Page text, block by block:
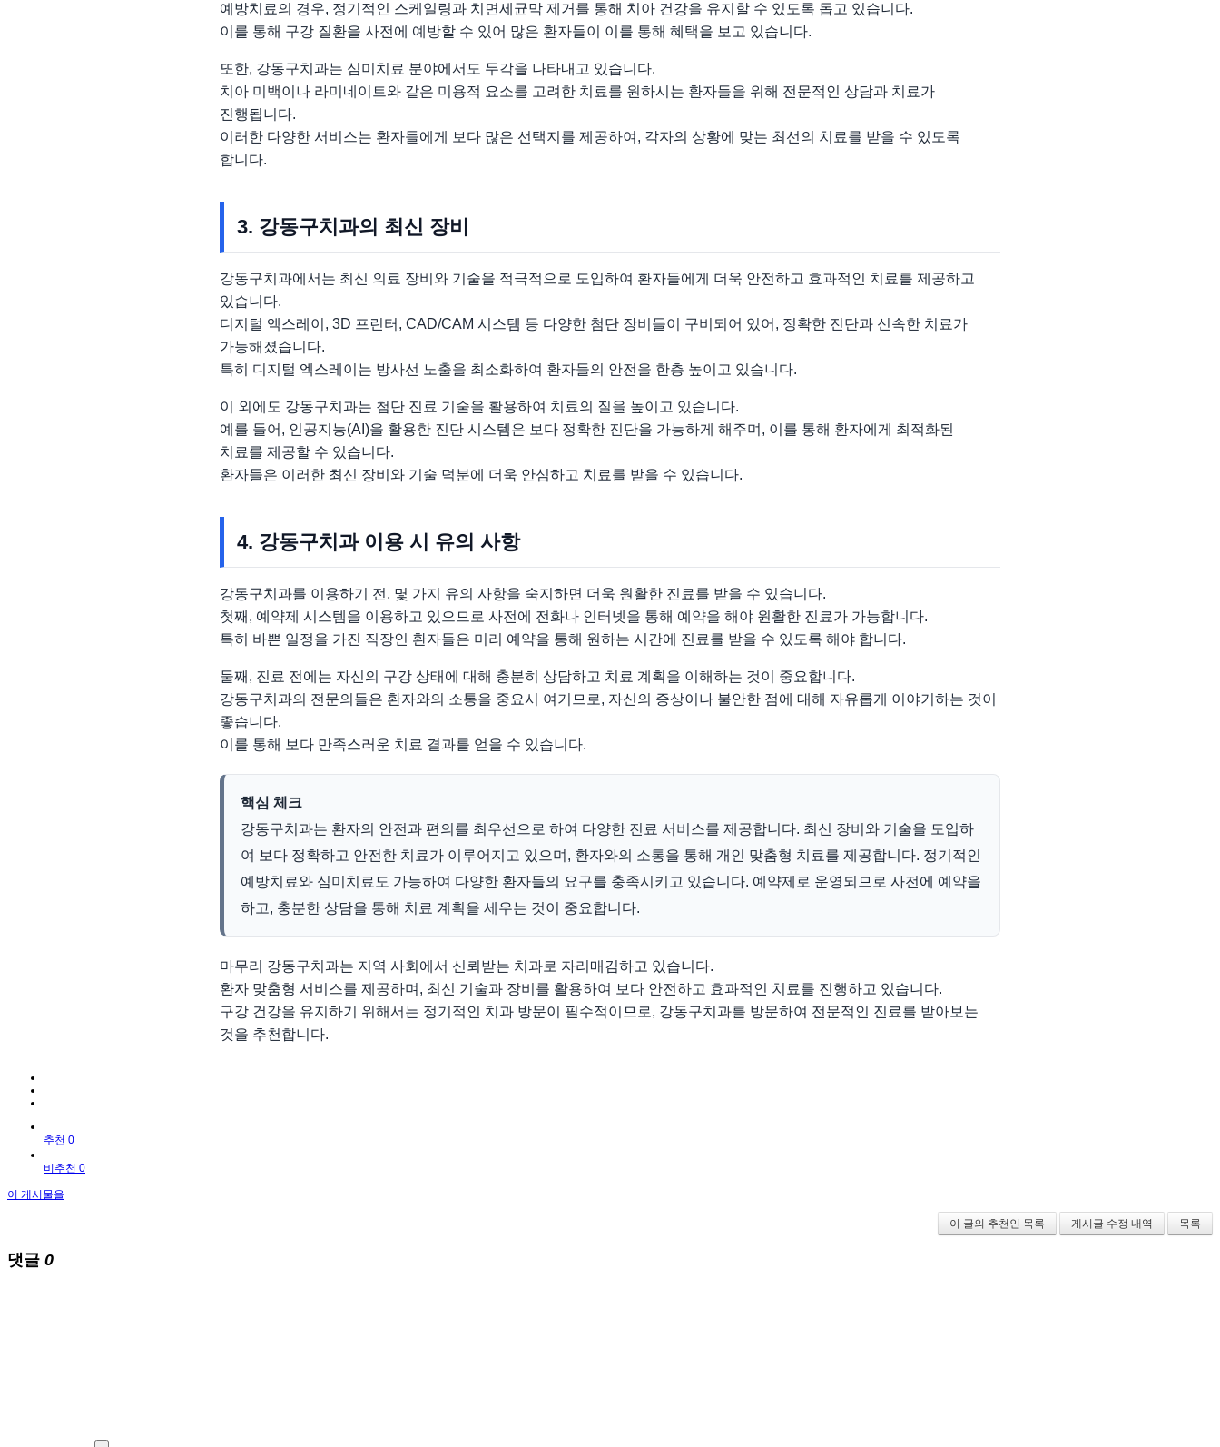
예방치료의 경우, 정기적인 스케일링과 치면세균막 제거를 통해 치아 건강을 유지할 수 있도록 돕고 있습니다.
이를 통해 구강 질환을 사전에 예방할 수 있어 많은 환자들이 이를 통해 혜택을 보고 있습니다.
또한, 강동구치과는 심미치료 분야에서도 두각을 나타내고 있습니다.
치아 미백이나 라미네이트와 같은 미용적 요소를 고려한 치료를 원하시는 환자들을 위해 전문적인 상담과 치료가
진행됩니다.
이러한 다양한 서비스는 환자들에게 보다 많은 선택지를 제공하여, 각자의 상황에 맞는 최선의 치료를 받을 수 있도록
합니다.
3. 강동구치과의 최신 장비
강동구치과에서는 최신 의료 장비와 기술을 적극적으로 도입하여 환자들에게 더욱 안전하고 효과적인 치료를 제공하고
있습니다.
디지털 엑스레이, 3D 프린터, CAD/CAM 시스템 등 다양한 첨단 장비들이 구비되어 있어, 정확한 진단과 신속한 치료가
가능해졌습니다.
특히 디지털 엑스레이는 방사선 노출을 최소화하여 환자들의 안전을 한층 높이고 있습니다.
이 외에도 강동구치과는 첨단 진료 기술을 활용하여 치료의 질을 높이고 있습니다.
예를 들어, 인공지능(AI)을 활용한 진단 시스템은 보다 정확한 진단을 가능하게 해주며, 이를 통해 환자에게 최적화된
치료를 제공할 수 있습니다.
환자들은 이러한 최신 장비와 기술 덕분에 더욱 안심하고 치료를 받을 수 있습니다.
4. 강동구치과 이용 시 유의 사항
강동구치과를 이용하기 전, 몇 가지 유의 사항을 숙지하면 더욱 원활한 진료를 받을 수 있습니다.
첫째, 예약제 시스템을 이용하고 있으므로 사전에 전화나 인터넷을 통해 예약을 해야 원활한 진료가 가능합니다.
특히 바쁜 일정을 가진 직장인 환자들은 미리 예약을 통해 원하는 시간에 진료를 받을 수 있도록 해야 합니다.
둘째, 진료 전에는 자신의 구강 상태에 대해 충분히 상담하고 치료 계획을 이해하는 것이 중요합니다.
강동구치과의 전문의들은 환자와의 소통을 중요시 여기므로, 자신의 증상이나 불안한 점에 대해 자유롭게 이야기하는 것이
좋습니다.
이를 통해 보다 만족스러운 치료 결과를 얻을 수 있습니다.
핵심 체크
강동구치과는 환자의 안전과 편의를 최우선으로 하여 다양한 진료 서비스를 제공합니다. 최신 장비와 기술을 도입하
여 보다 정확하고 안전한 치료가 이루어지고 있으며, 환자와의 소통을 통해 개인 맞춤형 치료를 제공합니다. 정기적인
예방치료와 심미치료도 가능하여 다양한 환자들의 요구를 충족시키고 있습니다. 예약제로 운영되므로 사전에 예약을
하고, 충분한 상담을 통해 치료 계획을 세우는 것이 중요합니다.
마무리 강동구치과는 지역 사회에서 신뢰받는 치과로 자리매김하고 있습니다.
환자 맞춤형 서비스를 제공하며, 최신 기술과 장비를 활용하여 보다 안전하고 효과적인 치료를 진행하고 있습니다.
구강 건강을 유지하기 위해서는 정기적인 치과 방문이 필수적이므로, 강동구치과를 방문하여 전문적인 진료를 받아보는
것을 추천합니다.
추천 0
비추천 0
이 게시물을
이 글의 추천인 목록 게시글 수정 내역 목록
댓글 0